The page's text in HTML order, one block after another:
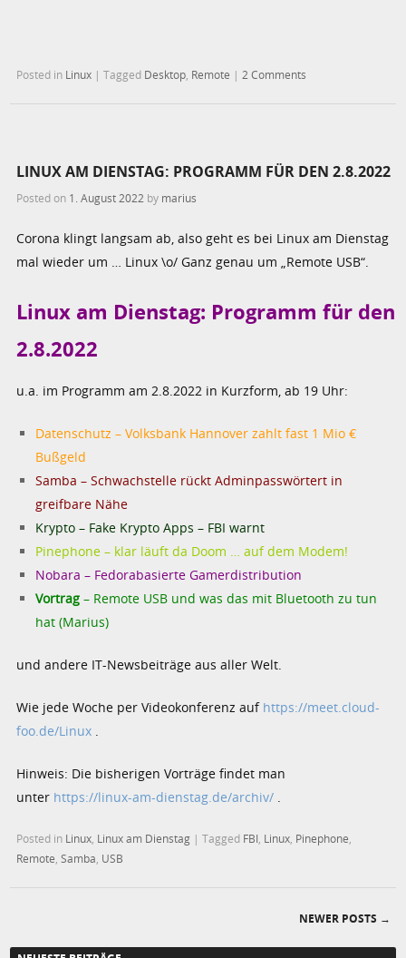
Posted in Linux |Tagged Desktop Remote | 2 Comments
LINUX AM DIENSTAG: PROGRAMM FÜR DEN 2.8.2022
Posted on 1. August 2022 by marius
Corona klingt langsam ab, also geht es bei Linux am Dienstag
mal wieder um … Linux \o/ Ganz genau um „Remote USB“.
Linux am Dienstag: Programm für den
2.8.2022
u.a. im Programm am 2.8.2022 in Kurzform, ab 19 Uhr:
Datenschutz – Volksbank Hannover zahlt fast 1 Mio €
Bußgeld
Samba – Schwachstelle rückt Adminpasswörtert in
greifbare Nähe
Krypto – Fake Krypto Apps – FBI warnt
Pinephone – klar läuft da Doom … auf dem Modem!
Nobara – Fedorabasierte Gamerdistribution
Vortrag – Remote USB und was das mit Bluetooth zu tun
hat (Marius)
und andere IT-Newsbeiträge aus aller Welt.
Wie jede Woche per Videokonferenz auf https://meet.cloud-
foo.de/Linux .
Hinweis: Die bisherigen Vorträge findet man
unter https://linux-am-dienstag.de/archiv/ .
Posted in Linux, Linux am Dienstag |Tagged FBI, Linux, Pinephone,
Remote,Samba, USB
Post navigation
NEWER POSTS →